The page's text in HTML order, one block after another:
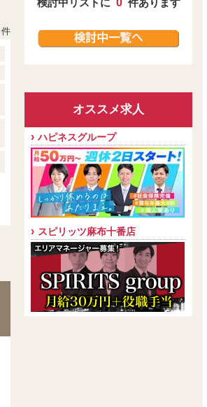
件
検討中リストに 0 件あります
オススメ求人
ハピネスグループ
スピリッツ麻布十番店